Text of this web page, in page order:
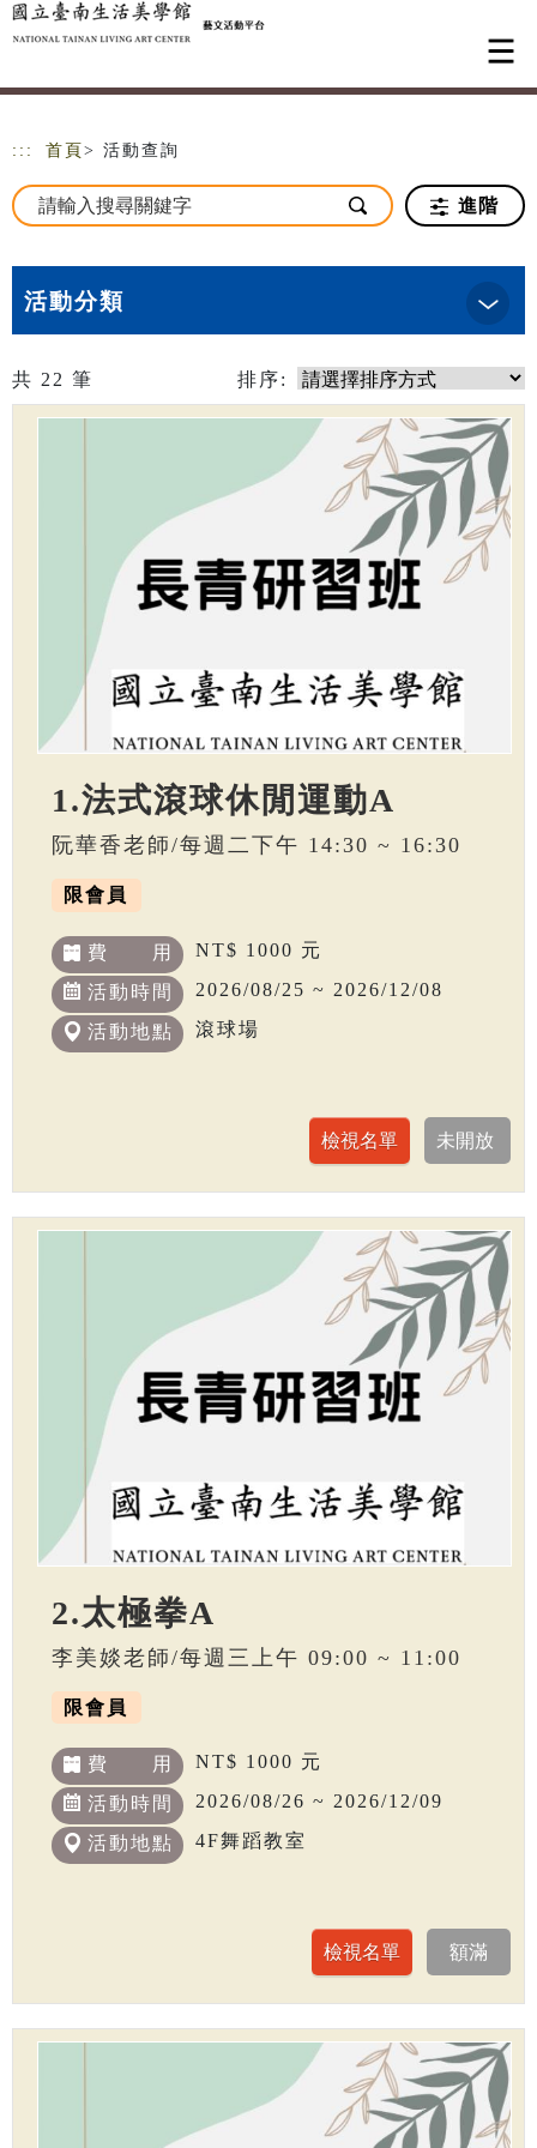
跳到主要內容
網站導覽
::: 首頁 > 活動查詢
進階
活動分類
共 22 筆 排序:
1.法式滾球休閒運動A
阮華香老師/每週二下午 14:30 ~ 16:30
限會員
費 用 NT$ 1000 元
活動時間 2026/08/25 ~ 2026/12/08
活動地點 滾球場
2.太極拳A
李美婒老師/每週三上午 09:00 ~ 11:00
限會員
費 用 NT$ 1000 元
活動時間 2026/08/26 ~ 2026/12/09
活動地點 4F舞蹈教室